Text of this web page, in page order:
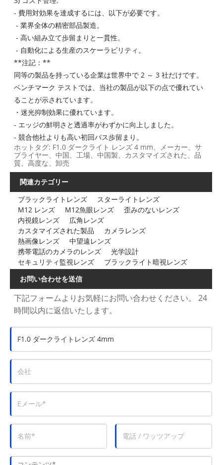
- 費用対効果を達成するには、以下が必要です。
- 業界全体の精密部品製造。
- 高い組み立て歩留まりと一貫性。
- 自動化による生産のスケーラビリティ。
**注記：**
同等の製品を持っている企業は世界中で 2 ～ 3 社だけです。
ベンチマーク テストでは、当社の製品が以下の点で優れてい
ることが示されています。
・迷光抑制効果に優れています。
- エッジの鮮明さと透過率がわずかに向上しました。
- 競合他社よりも高い初回パス歩留まり。
ホットタグ: F1.0 ダークライト レンズ 4 mm、メーカー、サ
プライヤー、中国、工場、中国製、カスタマイズされた、品
質、高度な、卸売
関連カテゴリー
ブラックライトレンズ
スターライトレンズ
M12 レンズ
M12魚眼レンズ
歪みのないレンズ
内視鏡レンズ
広角レンズ
カスタマイズされた製品
カメラレンズ
熱画像レンズ
中望遠レンズ
携帯電話のカメラのレンズ
光学設計
セキュリティ監視レンズ
ブラックライト暗視レンズ
お問い合わせを送信
下記フォームよりお気軽にお問い合わせください。 24
時間以内に返信いたします。